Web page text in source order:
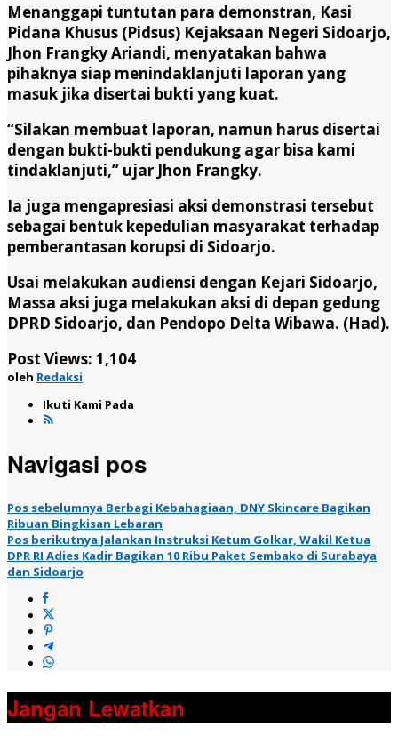
Menanggapi tuntutan para demonstran, Kasi
Pidana Khusus (Pidsus) Kejaksaan Negeri Sidoarjo,
Jhon Frangky Ariandi, menyatakan bahwa
pihaknya siap menindaklanjuti laporan yang
masuk jika disertai bukti yang kuat.
“Silakan membuat laporan, namun harus disertai
dengan bukti-bukti pendukung agar bisa kami
tindaklanjuti,” ujar Jhon Frangky.
Ia juga mengapresiasi aksi demonstrasi tersebut
sebagai bentuk kepedulian masyarakat terhadap
pemberantasan korupsi di Sidoarjo.
Usai melakukan audiensi dengan Kejari Sidoarjo,
Massa aksi juga melakukan aksi di depan gedung
DPRD Sidoarjo, dan Pendopo Delta Wibawa. (Had).
Post Views: 1,104
oleh Redaksi
Ikuti Kami Pada
Navigasi pos
Pos sebelumnya Berbagi Kebahagiaan, DNY Skincare Bagikan
Ribuan Bingkisan Lebaran
Pos berikutnya Jalankan Instruksi Ketum Golkar, Wakil Ketua
DPR RI Adies Kadir Bagikan 10 Ribu Paket Sembako di Surabaya
dan Sidoarjo
Jangan Lewatkan